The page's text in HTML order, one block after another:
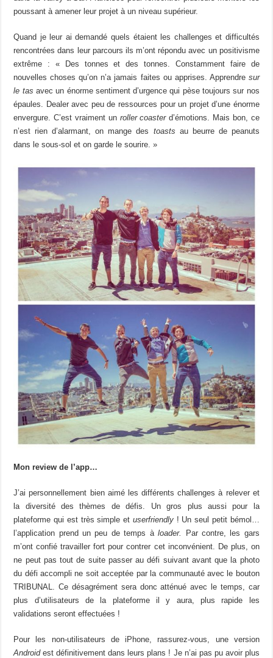
poussant à amener leur projet à un niveau supérieur.
Quand je leur ai demandé quels étaient les challenges et difficultés
rencontrées dans leur parcours ils m’ont répondu avec un positivisme
extrême : « Des tonnes et des tonnes. Constamment faire de
nouvelles choses qu’on n’a jamais faites ou apprises. Apprendre sur
le tas avec un énorme sentiment d’urgence qui pèse toujours sur nos
épaules. Dealer avec peu de ressources pour un projet d’une énorme
envergure. C’est vraiment un roller coasterd’émotions. Mais bon, ce
n’est rien d’alarmant, on mange des toasts au beurre de peanuts
dans le sous-sol et on garde le sourire. »
Mon review de l’app…
J’ai personnellement bien aimé les différents challenges à relever et
la diversité des thèmes de défis. Un gros plus aussi pour la
plateforme qui est très simple et userfriendly! Un seul petit bémol…
l’application prend un peu de temps àloader.
Par contre, les gars
m’ont confié travailler fort pour contrer cet inconvénient. De plus, on
ne peut pas tout de suite passer au défi suivant avant que la photo
du défi accompli ne soit acceptée par la communauté avec le bouton
TRIBUNAL. Ce désagrément sera donc atténué avec le temps, car
plus d’utilisateurs de la plateforme il y aura, plus rapide les
validations seront effectuées !
Pour les non-utilisateurs de iPhone, rassurez-vous, une version
Androidest définitivement dans leurs plans ! Je n’ai pas pu avoir plus